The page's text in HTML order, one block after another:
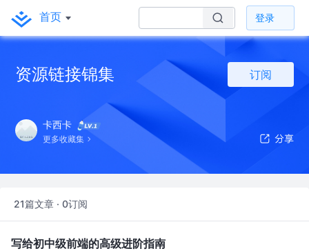
首页 登录
资源链接锦集 订阅
卡西卡
更多收藏集
21篇文章 · 0订阅
写给初中级前端的高级进阶指南